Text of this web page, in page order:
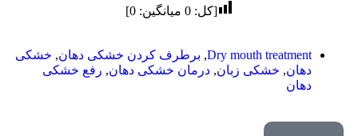
[کل: 0میانگین: 0
]
Dry mouth treatment
, برطرف کردن خشکی دهان, خشکی
دهان, خشکی زبان, درمان خشکی دهان, رفع خشکی
دهان